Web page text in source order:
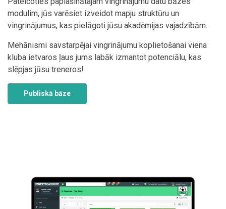
modulim, jūs varēsiet izveidot mapju struktūru un
vingrinājumus, kas pielāgoti jūsu akadēmijas vajadzībām.
Mehānismi savstarpējai vingrinājumu koplietošanai viena
kluba ietvaros ļaus jums labāk izmantot potenciālu, kas
slēpjas jūsu treneros!
Publiskā bāze